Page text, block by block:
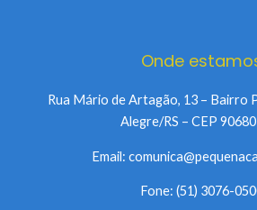
Onde
Rua Mário de Artagão, 13 – Bairro
Alegre/RS – CEP
Email:
Fone: (51) 3076-